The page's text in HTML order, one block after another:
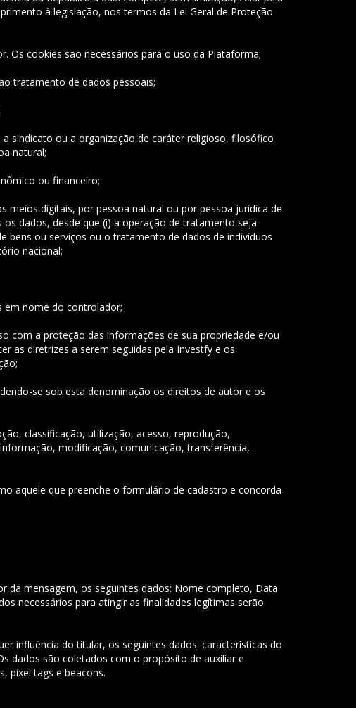
à legislação, nos termos da Lei Geral de Proteção
Os cookies são necessários para o uso da Plataforma;
tratamento de dados pessoais;
sindicato ou a organização de caráter religioso, filosófico
natural;
ou financeiro;
meios digitais, por pessoa natural ou por pessoa jurídica de
dados, desde que (i) a operação de tratamento seja
ou serviços ou o tratamento de dados de indivíduos
nacional;
em nome do controlador;
com a proteção das informações de sua propriedade e/ou
as diretrizes a serem seguidas pela Investfy e os
se sob esta denominação os direitos de autor e os
classificação, utilização, acesso, reprodução,
modificação, comunicação, transferência,
aquele que preenche o formulário de cadastro e concorda
da mensagem, os seguintes dados: Nome completo, Data
necessários para atingir as finalidades legítimas serão
influência do titular, os seguintes dados: características do
dados são coletados com o propósito de auxiliar e
pixel tags e beacons.